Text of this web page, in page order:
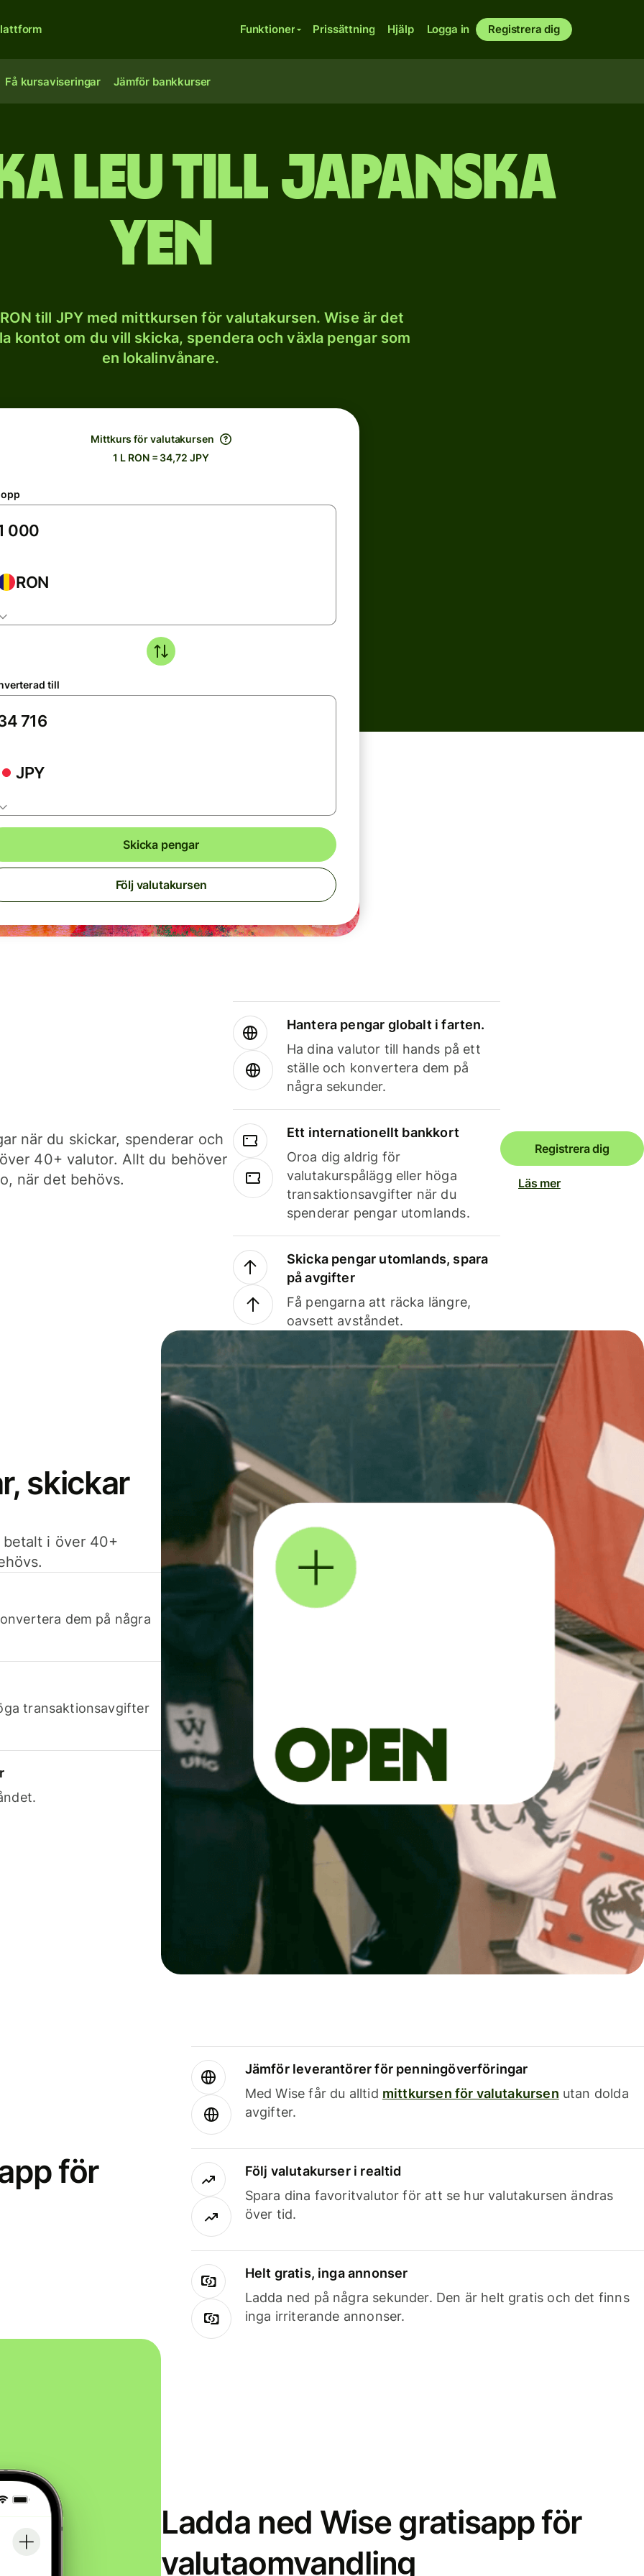
Funktioner Prissättning Hjälp Logga in Registrera dig
Få kursaviseringar Jämför bankkurser
leu till japanska
yen
till JPY med mittkursen för valutakursen. Wise är det
kontot om du vill skicka, spendera och växla pengar som
en lokalinvånare.
Mittkurs för valutakursen
1 L RON = 34,72 JPY
RON
till
JPY
Skicka pengar
Följ valutakursen
när du skickar, spenderar och
40+ valutor. Allt du behöver
när det behövs.
Hantera pengar globalt i farten.
Ha dina valutor till hands på ett
ställe och konvertera dem på
några sekunder.
Ett internationellt bankkort
Oroa dig aldrig för
valutakurspålägg eller höga
transaktionsavgifter när du
spenderar pengar utomlands.
Skicka pengar utomlands, spara
på avgifter
Få pengarna att räcka längre,
oavsett avståndet.
Registrera dig
Läs mer
skickar
betalt i över 40+
dem på några
transaktionsavgifter
för
Jämför leverantörer för penningöverföringar
Med Wise får du alltid mittkursen för valutakursen utan dolda
avgifter.
Följ valutakurser i realtid
Spara dina favoritvalutor för att se hur valutakursen ändras
över tid.
Helt gratis, inga annonser
Ladda ned på några sekunder. Den är helt gratis och det finns
inga irriterande annonser.
Ladda ned Wise gratisapp för
valutaomvandling